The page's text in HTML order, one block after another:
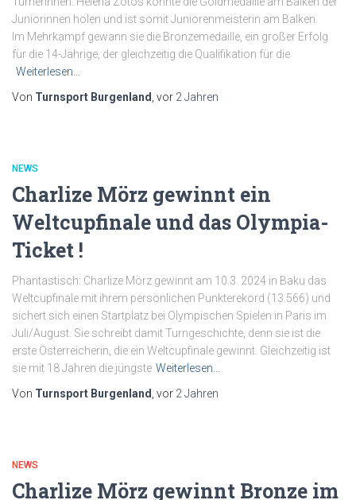
Juniorinnen holen und ist somit Juniorenmeisterin am Balken.
Im Mehrkampf gewann sie die Bronzemedaille, ein großer Erfolg
für die 14-Jährige, der gleichzeitig die Qualifikation für die
Weiterlesen…
Von Turnsport Burgenland , vor 2 Jahren
NEWS
Charlize Mörz gewinnt ein
Weltcupfinale und das Olympia-
Ticket !
Phantastisch: Charlize Mörz gewinnt am 10.3. 2024 in Baku das
Weltcupfinale mit ihrem persönlichen Punkterekord (13.566) und
sichert sich einen Startplatz bei Olympischen Spielen in Paris im
Juli/August. Sie schreibt damit Turngeschichte, denn sie ist die
erste Österreicherin, die ein Weltcupfinale gewinnt. Gleichzeitig ist
sie mit 18 Jahren die jüngste Weiterlesen…
Von Turnsport Burgenland , vor 2 Jahren
NEWS
Charlize Mörz gewinnt Bronze im